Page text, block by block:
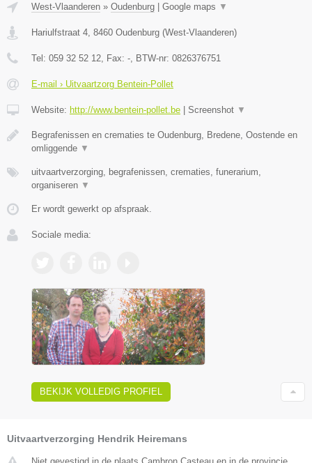
West-Vlaanderen » Oudenburg | Google maps ▼
Hariulfstraat 4 8460 Oudenburg (West-Vlaanderen)
Tel: 059 32 52 12 , Fax: - , BTW-nr: 0826376751
E-mail › Uitvaartzorg Bentein-Pollet
Website: http://www.bentein-pollet.be | Screenshot ▼
Begrafenissen en crematies te Oudenburg, Bredene, Oostende en
omliggende ▼
uitvaartverzorging, begrafenissen, crematies, funerarium,
organiseren ▼
Er wordt gewerkt op afspraak.
Sociale media:
BEKIJK VOLLEDIG PROFIEL
Uitvaartverzorging Hendrik Heiremans